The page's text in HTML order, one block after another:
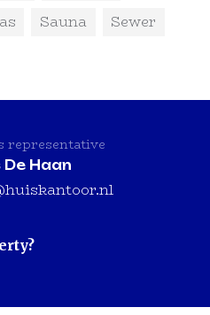
Sauna
Sewer
representative
Haan